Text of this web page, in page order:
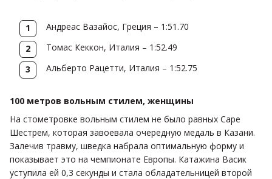
Андреас Вазайос, Греция – 1:51.70
Томас Кеккон, Италия – 1:52.49
Альберто Рацетти, Италия – 1:52.75
100 метров вольным стилем, женщины
На стометровке вольным стилем не было равных Саре
Шестрем, которая завоевала очередную медаль в Казани.
Залечив травму, шведка набрала оптимальную форму и
показывает это на чемпионате Европы. Катажина Васик
уступила ей 0,3 секунды и стала обладательницей второй